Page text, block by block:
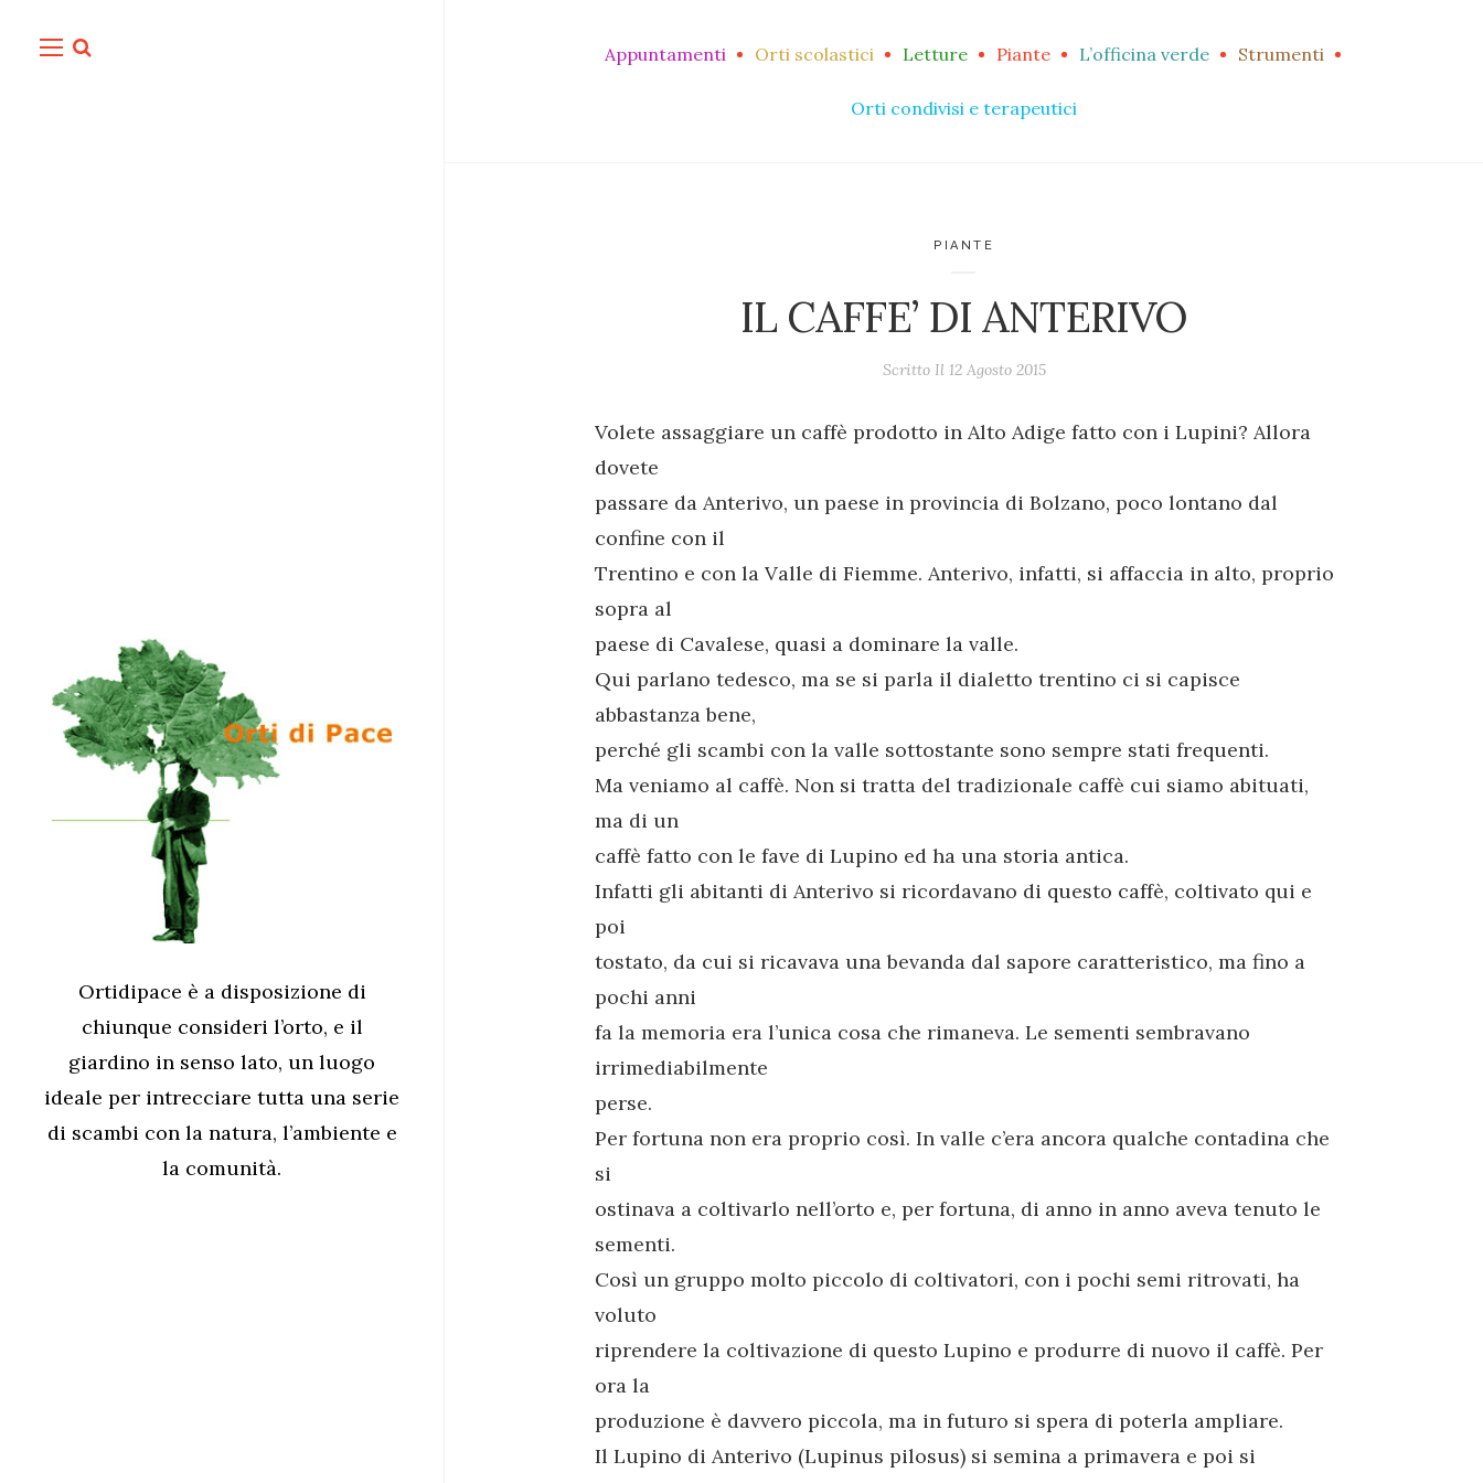
Ortidipace è a disposizione di
chiunque consideri l’orto, e il
giardino in senso lato, un luogo
ideale per intrecciare tutta una serie
di scambi con la natura, l’ambiente e
la comunità.
Appuntamenti Orti scolastici Letture Piante L’officina verde Strumenti
Orti condivisi e terapeutici
PIANTE
IL CAFFE’ DI ANTERIVO
Scritto Il 12 Agosto 2015
Volete assaggiare un caffè prodotto in Alto Adige fatto con i Lupini? Allora
dovete
passare da Anterivo, un paese in provincia di Bolzano, poco lontano dal
confine con il
Trentino e con la Valle di Fiemme. Anterivo, infatti, si affaccia in alto, proprio
sopra al
paese di Cavalese, quasi a dominare la valle.
Qui parlano tedesco, ma se si parla il dialetto trentino ci si capisce
abbastanza bene,
perché gli scambi con la valle sottostante sono sempre stati frequenti.
Ma veniamo al caffè. Non si tratta del tradizionale caffè cui siamo abituati,
ma di un
caffè fatto con le fave di Lupino ed ha una storia antica.
Infatti gli abitanti di Anterivo si ricordavano di questo caffè, coltivato qui e
poi
tostato, da cui si ricavava una bevanda dal sapore caratteristico, ma fino a
pochi anni
fa la memoria era l’unica cosa che rimaneva. Le sementi sembravano
irrimediabilmente
perse.
Per fortuna non era proprio così. In valle c’era ancora qualche contadina che
si
ostinava a coltivarlo nell’orto e, per fortuna, di anno in anno aveva tenuto le
sementi.
Così un gruppo molto piccolo di coltivatori, con i pochi semi ritrovati, ha
voluto
riprendere la coltivazione di questo Lupino e produrre di nuovo il caffè. Per
ora la
produzione è davvero piccola, ma in futuro si spera di poterla ampliare.
Il Lupino di Anterivo (Lupinus pilosus) si semina a primavera e poi si